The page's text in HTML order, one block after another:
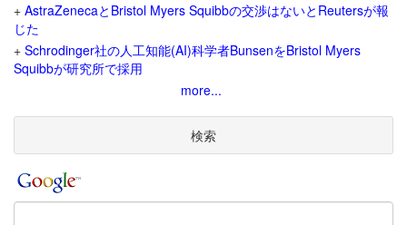
+ AstraZenecaとBristol Myers Squibbの交渉はないとReutersが報
じた
+ Schrodinger社の人工知能(AI)科学者BunsenをBristol Myers
Squibbが研究所で採用
more...
検索